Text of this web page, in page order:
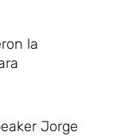
la
Jorge